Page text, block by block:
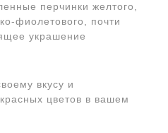
перчинки желтого,
фиолетового, почти
украшение
вкусу и
цветов в вашем